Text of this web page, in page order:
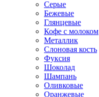
Серые
Бежевые
Глянцевые
Кофе с молоком
Металлик
Слоновая кость
Фуксия
Шоколад
Шампань
Оливковые
Оранжевые